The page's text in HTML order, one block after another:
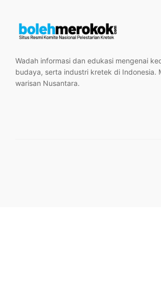
Wadah informasi dan edukasi mengenai
budaya, serta industri kretek di Indonesia.
warisan Nusantara.